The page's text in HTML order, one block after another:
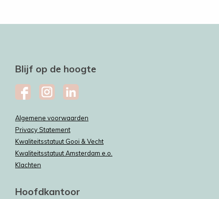
Blijf op de hoogte
Algemene voorwaarden
Privacy Statement
Kwaliteitsstatuut Gooi & Vecht
Kwaliteitsstatuut Amsterdam e.o.
Klachten
Hoofdkantoor